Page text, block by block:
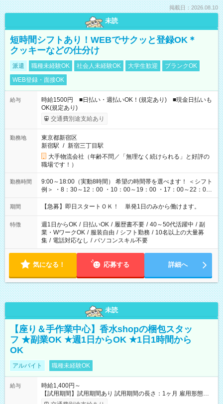
掲載日：2026.08.10
未読
短時間シフトあり！WEBでサクッと登録OK＊
クッキーなどの仕分け
派遣 職種未経験OK 社会人未経験OK 大学生歓迎
ブランクOK
WEB登録・面接OK
給与
時給1500円 ■日払い・週払いOK！(規定あり) ■現金日払いも
OK(規定あり)
交通費別途支給あり
勤務地
東京都新宿区
新宿駅 / 新宿三丁目駅
大手物流会社（年齢不問／「無理なく続けられる」と好評の
職場です！）
勤務時間
9:00～18:00（実動8時間） 希望の時間帯を選べます！ ＜シフト
例＞ ・8：30～12：00 ・10：00～19：00 ・17：00～22：00
・13：00～22：00 ・22：00～翌6：00 など
期間 【急募】即日スタートＯＫ！ 単発1日のみから働けます。
特徴 週1日からOK / 日払いOK / 履歴書不要 / 40～50代活躍中 / 副
業・WワークOK / 服装自由 / シフト勤務 / 10名以上の大量募
集 / 電話対応なし / パソコンスキル不要
気になる！ 応募する 詳細へ
未読
【座り＆手作業中心】香水shopの梱包スタッ
フ ★副業OK ★週1日からOK ★1日1時間から
OK
アルバイト 職種未経験OK
給与
時給1,400円～
【試用期間】試用期間あり 試用期間の長さ：1ヶ月 雇用形態、
給与は本採用時と同じです。